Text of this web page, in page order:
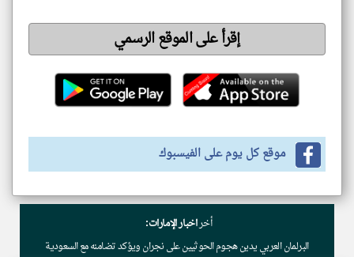
إقرأ على الموقع الرسمي
موقع كل يوم على الفيسبوك
أخراخبار الإمارات:
البرلمان العربي يدين هجوم الحوثيين على نجران ويؤكد تضامنه مع السعودية